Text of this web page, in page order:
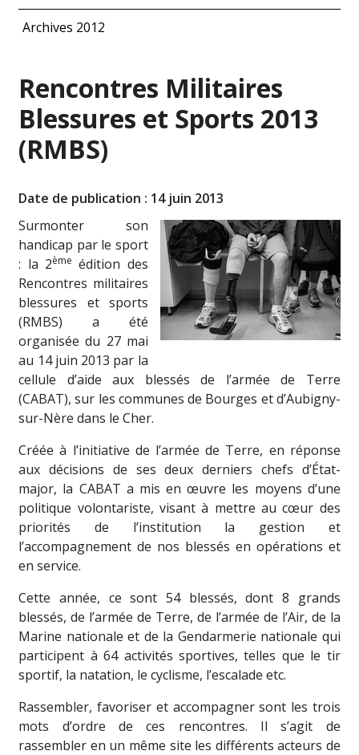
Archives 2012
Rencontres Militaires
Blessures et Sports 2013
(RMBS)
Date de publication : 14 juin 2013
Surmonter son
handicap par le sport
: la 2ème édition des
Rencontres militaires
blessures et sports
(RMBS) a été
organisée du 27 mai
au 14 juin 2013 par la
cellule d’aide aux blessés de l’armée de Terre
(CABAT), sur les communes de Bourges et d’Aubigny-
sur-Nère dans le Cher.
Créée à l’initiative de l’armée de Terre, en réponse
aux décisions de ses deux derniers chefs d’État-
major, la CABAT a mis en œuvre les moyens d’une
politique volontariste, visant à mettre au cœur des
priorités de l’institution la gestion et
l’accompagnement de nos blessés en opérations et
en service.
Cette année, ce sont 54 blessés, dont 8 grands
blessés, de l’armée de Terre, de l’armée de l’Air, de la
Marine nationale et de la Gendarmerie nationale qui
participent à 64 activités sportives, telles que le tir
sportif, la natation, le cyclisme, l’escalade etc.
Rassembler, favoriser et accompagner sont les trois
mots d’ordre de ces rencontres. Il s’agit de
rassembler en un même site les différents acteurs de